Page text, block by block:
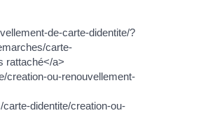
de-carte-didentite/?
carte-
rattaché</a>
creation-ou-renouvellement-
didentite/creation-ou-